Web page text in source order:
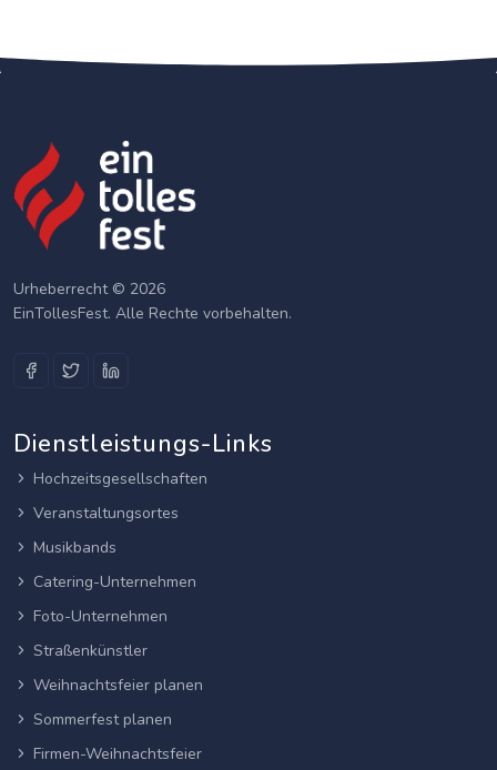
Urheberrecht © 2026
EinTollesFest. Alle Rechte vorbehalten.
Dienstleistungs-Links
Hochzeitsgesellschaften
Veranstaltungsortes
Musikbands
Catering-Unternehmen
Foto-Unternehmen
Straßenkünstler
Weihnachtsfeier planen
Sommerfest planen
Firmen-Weihnachtsfeier